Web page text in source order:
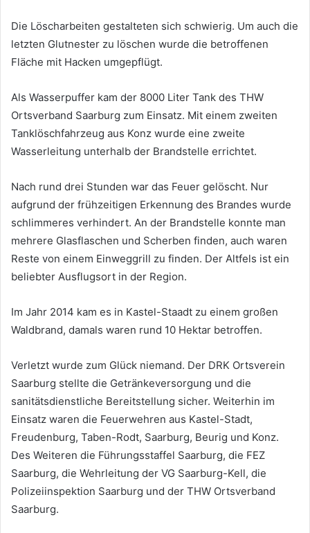
Die Löscharbeiten gestalteten sich schwierig. Um auch die
letzten Glutnester zu löschen wurde die betroffenen
Fläche mit Hacken umgepflügt.
Als Wasserpuffer kam der 8000 Liter Tank des THW
Ortsverband Saarburg zum Einsatz. Mit einem zweiten
Tanklöschfahrzeug aus Konz wurde eine zweite
Wasserleitung unterhalb der Brandstelle errichtet.
Nach rund drei Stunden war das Feuer gelöscht. Nur
aufgrund der frühzeitigen Erkennung des Brandes wurde
schlimmeres verhindert. An der Brandstelle konnte man
mehrere Glasflaschen und Scherben finden, auch waren
Reste von einem Einweggrill zu finden. Der Altfels ist ein
beliebter Ausflugsort in der Region.
Im Jahr 2014 kam es in Kastel-Staadt zu einem großen
Waldbrand, damals waren rund 10 Hektar betroffen.
Verletzt wurde zum Glück niemand. Der DRK Ortsverein
Saarburg stellte die Getränkeversorgung und die
sanitätsdienstliche Bereitstellung sicher. Weiterhin im
Einsatz waren die Feuerwehren aus Kastel-Stadt,
Freudenburg, Taben-Rodt, Saarburg, Beurig und Konz.
Des Weiteren die Führungsstaffel Saarburg, die FEZ
Saarburg, die Wehrleitung der VG Saarburg-Kell, die
Polizeiinspektion Saarburg und der THW Ortsverband
Saarburg.